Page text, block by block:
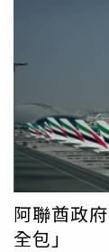
阿聯酋政
全包」